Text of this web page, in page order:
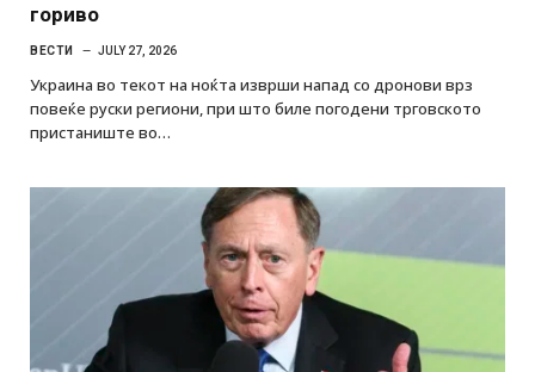
гориво
ВЕСТИ JULY 27, 2026
Украина во текот на ноќта изврши напад со дронови врз
повеќе руски региони, при што биле погодени трговското
пристаниште во…